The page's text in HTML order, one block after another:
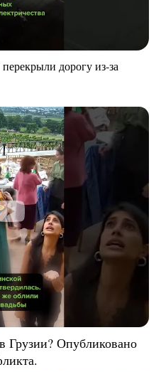
дорогу из-за
Грузии? Опубликовано